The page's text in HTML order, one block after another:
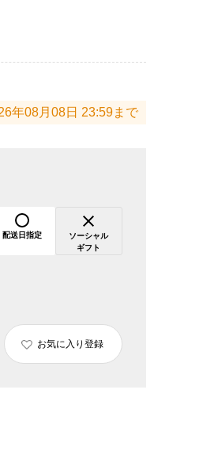
年08月08日 23:59まで
配送日指定
ソーシャル
ギフト
お気に入り登録